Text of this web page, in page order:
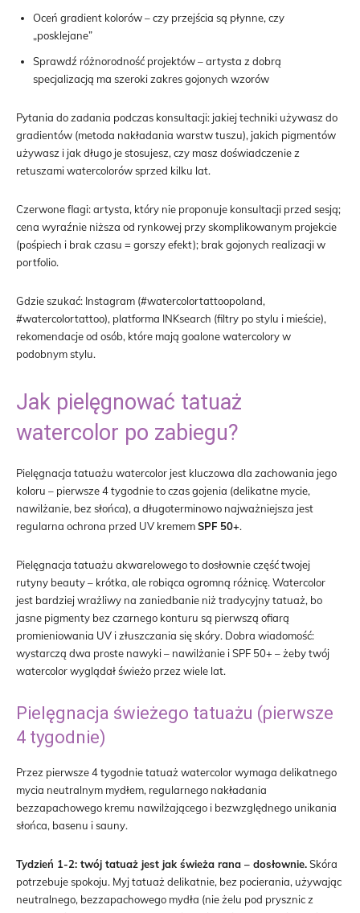
Oceń gradient kolorów – czy przejścia są płynne, czy
„posklejane”
Sprawdź różnorodność projektów – artysta z dobrą
specjalizacją ma szeroki zakres gojonych wzorów
Pytania do zadania podczas konsultacji: jakiej techniki używasz do
gradientów (metoda nakładania warstw tuszu), jakich pigmentów
używasz i jak długo je stosujesz, czy masz doświadczenie z
retuszami watercolorów sprzed kilku lat.
Czerwone flagi: artysta, który nie proponuje konsultacji przed sesją;
cena wyraźnie niższa od rynkowej przy skomplikowanym projekcie
(pośpiech i brak czasu = gorszy efekt); brak gojonych realizacji w
portfolio.
Gdzie szukać: Instagram (#watercolortattoopoland,
#watercolortattoo), platforma INKsearch (filtry po stylu i mieście),
rekomendacje od osób, które mają goalone watercolory w
podobnym stylu.
Jak pielęgnować tatuaż
watercolor po zabiegu?
Pielęgnacja tatuażu watercolor jest kluczowa dla zachowania jego
koloru – pierwsze 4 tygodnie to czas gojenia (delikatne mycie,
nawilżanie, bez słońca), a długoterminowo najważniejsza jest
regularna ochrona przed UV krememSPF 50+.
Pielęgnacja tatuażu akwarelowego to dosłownie część twojej
rutyny beauty – krótka, ale robiąca ogromną różnicę. Watercolor
jest bardziej wrażliwy na zaniedbanie niż tradycyjny tatuaż, bo
jasne pigmenty bez czarnego konturu są pierwszą ofiarą
promieniowania UV i złuszczania się skóry. Dobra wiadomość:
wystarczą dwa proste nawyki – nawilżanie i SPF 50+ – żeby twój
watercolor wyglądał świeżo przez wiele lat.
Pielęgnacja świeżego tatuażu (pierwsze
4 tygodnie)
Przez pierwsze 4 tygodnie tatuaż watercolor wymaga delikatnego
mycia neutralnym mydłem, regularnego nakładania
bezzapachowego kremu nawilżającego i bezwzględnego unikania
słońca, basenu i sauny.
Tydzień 1-2: twój tatuaż jest jak świeża rana – dosłownie.Skóra
potrzebuje spokoju. Myj tatuaż delikatnie, bez pocierania, używając
neutralnego, bezzapachowego mydła (nie żelu pod prysznic z